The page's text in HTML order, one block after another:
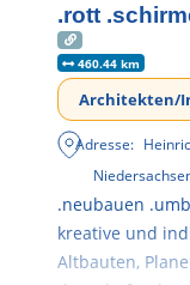
.rott
460.44 km
Architekten/
Adresse:
.neubauen
kreative und
Altbauten,